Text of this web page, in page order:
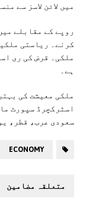
میں لائن لاسز سے
روپے کے مقابلے
کرنے۔ ریاستی
ملکی۔ قرض کی ری
ہے۔
ملکی معیشت کی
اسٹرکچرڈ سپورٹ
سعودی عرب، قطر،
ECONOMY
متعلقہ مضامین